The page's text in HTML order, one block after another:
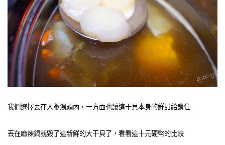
我們選擇丟在人蔘湯頭內，一方面也讓這干貝本身的鮮甜給鎖住
丟在麻辣鍋就毀了這新鮮的大干貝了，看看這十元硬幣的比較